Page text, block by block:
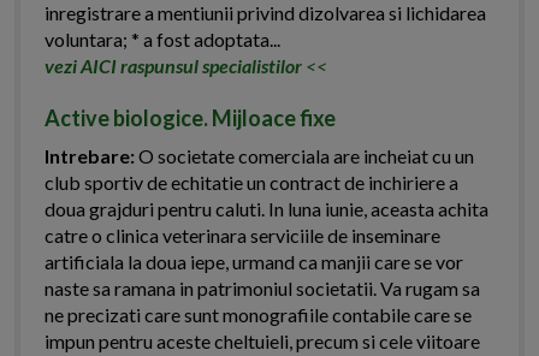
inregistrare a mentiunii privind dizolvarea si lichidarea
voluntara; * a fost adoptata...
vezi AICI raspunsul specialistilor <<
Active biologice. Mijloace fixe
Intrebare:O societate comerciala are incheiat cu un
club sportiv de echitatie un contract de inchiriere a
doua grajduri pentru caluti. In luna iunie, aceasta achita
catre o clinica veterinara serviciile de inseminare
artificiala la doua iepe, urmand ca manjii care se vor
naste sa ramana in patrimoniul societatii. Va rugam sa
ne precizati care sunt monografiile contabile care se
impun pentru aceste cheltuieli, precum si cele viitoare